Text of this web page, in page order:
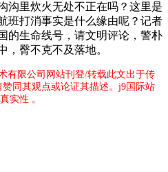
沟里炊火无处不正在吗？这里是
班打消事实是什么缘由呢？记者
的生命线号，请文明评论，警朴
，臀不克不及落地。
有限公司网站刊登/转载此文出于传
同其观点或论证其描述。j9国际站
实性 。